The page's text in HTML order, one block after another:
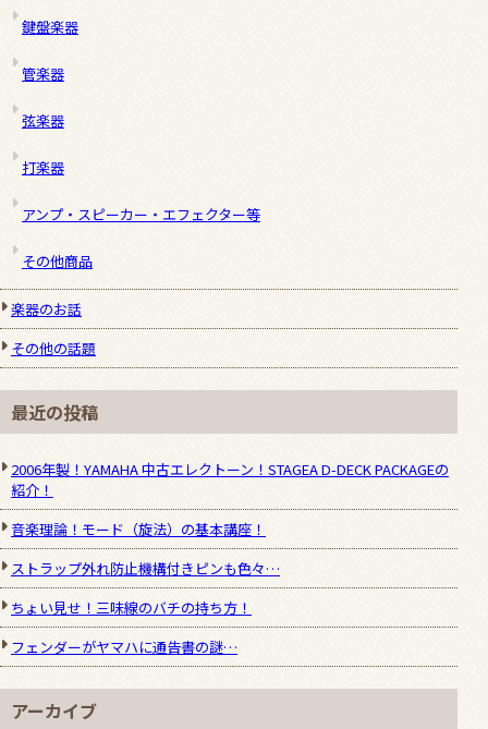
鍵盤楽器
管楽器
弦楽器
打楽器
アンプ・スピーカー・エフェクター等
その他商品
楽器のお話
その他の話題
最近の投稿
2006年製！YAMAHA 中古エレクトーン！STAGEA D-DECK PACKAGEの
紹介！
音楽理論！モード（旋法）の基本講座！
ストラップ外れ防止機構付きピンも色々…
ちょい見せ！三味線のバチの持ち方！
フェンダーがヤマハに通告書の謎…
アーカイブ